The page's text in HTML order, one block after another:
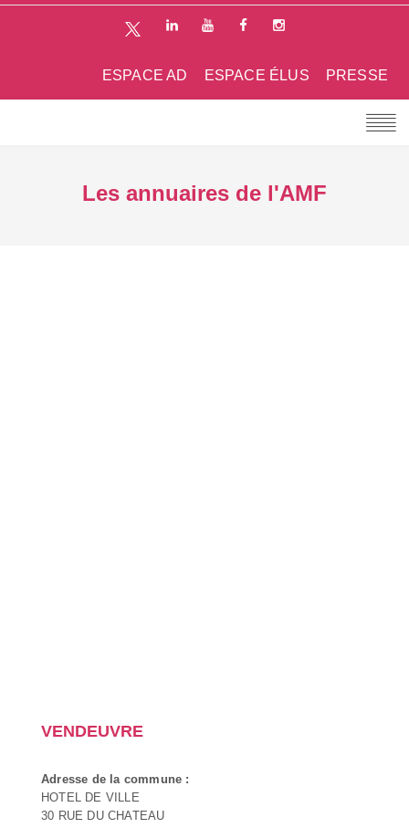
PRESSE
ESPACE ÉLUS
ESPACE AD
Les annuaires de l'AMF
VENDEUVRE
Adresse de la commune :
HOTEL DE VILLE
30 RUE DU CHATEAU